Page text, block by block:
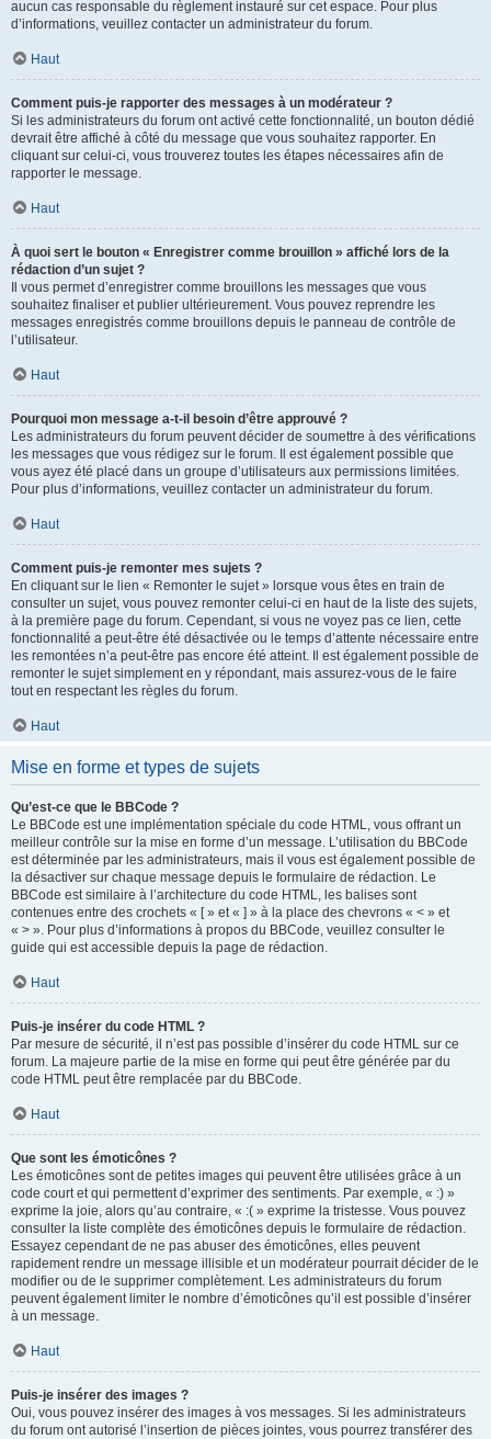
aucun cas responsable du règlement instauré sur cet espace. Pour plus
d’informations, veuillez contacter un administrateur du forum.
Haut
Comment puis-je rapporter des messages à un modérateur ?
Si les administrateurs du forum ont activé cette fonctionnalité, un bouton dédié
devrait être affiché à côté du message que vous souhaitez rapporter. En
cliquant sur celui-ci, vous trouverez toutes les étapes nécessaires afin de
rapporter le message.
Haut
À quoi sert le bouton « Enregistrer comme brouillon » affiché lors de la
rédaction d’un sujet ?
Il vous permet d’enregistrer comme brouillons les messages que vous
souhaitez finaliser et publier ultérieurement. Vous pouvez reprendre les
messages enregistrés comme brouillons depuis le panneau de contrôle de
l’utilisateur.
Haut
Pourquoi mon message a-t-il besoin d’être approuvé ?
Les administrateurs du forum peuvent décider de soumettre à des vérifications
les messages que vous rédigez sur le forum. Il est également possible que
vous ayez été placé dans un groupe d’utilisateurs aux permissions limitées.
Pour plus d’informations, veuillez contacter un administrateur du forum.
Haut
Comment puis-je remonter mes sujets ?
En cliquant sur le lien « Remonter le sujet » lorsque vous êtes en train de
consulter un sujet, vous pouvez remonter celui-ci en haut de la liste des sujets,
à la première page du forum. Cependant, si vous ne voyez pas ce lien, cette
fonctionnalité a peut-être été désactivée ou le temps d’attente nécessaire entre
les remontées n’a peut-être pas encore été atteint. Il est également possible de
remonter le sujet simplement en y répondant, mais assurez-vous de le faire
tout en respectant les règles du forum.
Haut
Mise en forme et types de sujets
Qu’est-ce que le BBCode ?
Le BBCode est une implémentation spéciale du code HTML, vous offrant un
meilleur contrôle sur la mise en forme d’un message. L’utilisation du BBCode
est déterminée par les administrateurs, mais il vous est également possible de
la désactiver sur chaque message depuis le formulaire de rédaction. Le
BBCode est similaire à l’architecture du code HTML, les balises sont
contenues entre des crochets « [ » et « ] » à la place des chevrons « < » et
« > ». Pour plus d’informations à propos du BBCode, veuillez consulter le
guide qui est accessible depuis la page de rédaction.
Haut
Puis-je insérer du code HTML ?
Par mesure de sécurité, il n’est pas possible d’insérer du code HTML sur ce
forum. La majeure partie de la mise en forme qui peut être générée par du
code HTML peut être remplacée par du BBCode.
Haut
Que sont les émoticônes ?
Les émoticônes sont de petites images qui peuvent être utilisées grâce à un
code court et qui permettent d’exprimer des sentiments. Par exemple, « :) »
exprime la joie, alors qu’au contraire, « :( » exprime la tristesse. Vous pouvez
consulter la liste complète des émoticônes depuis le formulaire de rédaction.
Essayez cependant de ne pas abuser des émoticônes, elles peuvent
rapidement rendre un message illisible et un modérateur pourrait décider de le
modifier ou de le supprimer complètement. Les administrateurs du forum
peuvent également limiter le nombre d’émoticônes qu’il est possible d’insérer
à un message.
Haut
Puis-je insérer des images ?
Oui, vous pouvez insérer des images à vos messages. Si les administrateurs
du forum ont autorisé l’insertion de pièces jointes, vous pourrez transférer des